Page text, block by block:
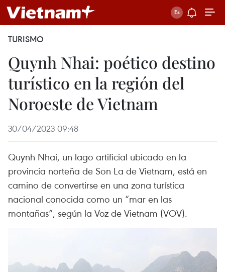
TURISMO
Quynh Nhai: poético destino
turístico en la región del
Noroeste de Vietnam
30/04/2023 09:48
Quynh Nhai, un lago artificial ubicado en la
provincia norteña de Son La de Vietnam, está en
camino de convertirse en una zona turística
nacional conocida como un “mar en las
montañas”, según la Voz de Vietnam (VOV).